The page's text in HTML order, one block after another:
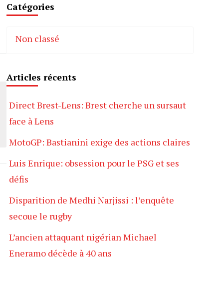
Catégories
Non classé
Articles récents
Direct Brest-Lens: Brest cherche un sursaut
face à Lens
MotoGP: Bastianini exige des actions claires
Luis Enrique: obsession pour le PSG et ses
défis
Disparition de Medhi Narjissi : l’enquête
secoue le rugby
L’ancien attaquant nigérian Michael
Eneramo décède à 40 ans